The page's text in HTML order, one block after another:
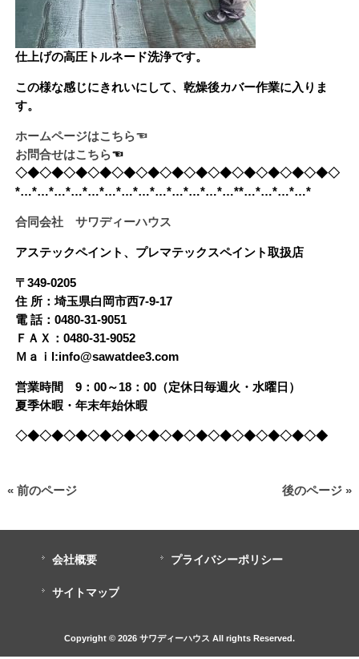
仕上げの高圧トルネード洗浄です。
この様な感じにきれいにして、乾燥後カバー作業に入りま
す。
ホームページはこちら☜
お問合せはこちら☜
◇◆◇◆◇◆◇◆◇◆◇◆◇◆◇◆◇◆◇◆◇◆◇◆◇◆◇
*…*…*…*…*…*…*…*…*…*…*…*…*…**…*…*…*…*
合同会社 サワディーハウス
アステックペイント、プレマテックスペイント取扱店
〒349-0205
住 所：埼玉県白岡市西7-9-17
電 話：0480-31-9051
ＦＡＸ：0480-31-9052
Ｍａｉl:info@sawatdee3.com
営業時間 9：00～18：00（定休日毎週火・水曜日）
夏季休暇・年末年始休暇
◇◆◇◆◇◆◇◆◇◆◇◆◇◆◇◆◇◆◇◆◇◆◇◆◇◆
« 前のページ 後のページ »
会社概要 プライバシーポリシー
サイトマップ
Copyright © 2026 サワディーハウス All rights Reserved.